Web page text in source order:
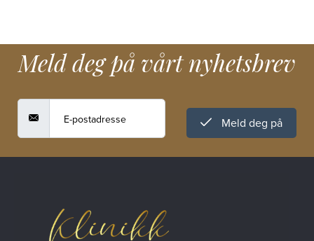
Meld deg på vårt nyhetsbrev
Meld deg på